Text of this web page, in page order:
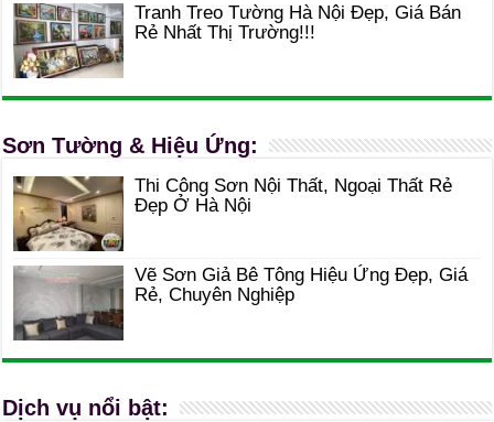
Tranh Treo Tường Hà Nội Đẹp, Giá Bán
Rẻ Nhất Thị Trường!!!
Sơn Tường & Hiệu Ứng:
Thi Công Sơn Nội Thất, Ngoại Thất Rẻ
Đẹp Ở Hà Nội
Vẽ Sơn Giả Bê Tông Hiệu Ứng Đẹp, Giá
Rẻ, Chuyên Nghiệp
Dịch vụ nổi bật: